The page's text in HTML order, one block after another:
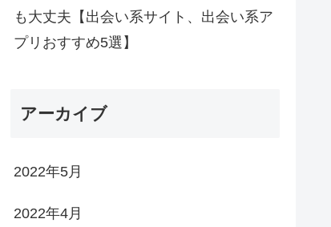
も大丈夫【出会い系サイト、出会い系ア
プリおすすめ5選】
アーカイブ
2022年5月
2022年4月